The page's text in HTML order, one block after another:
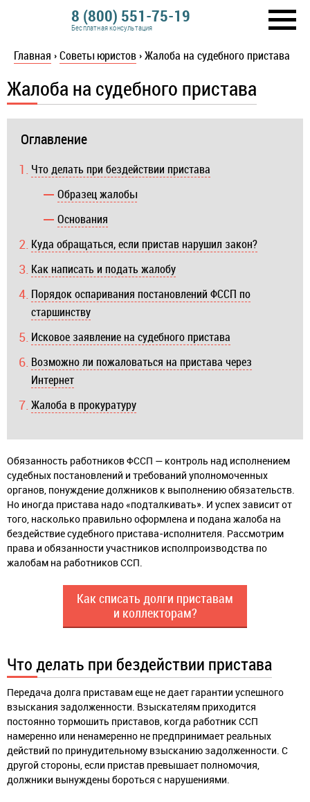
8 (800) 551-75-19
Бесплатная консультация
Главная ›Советы юристов ›Жалоба на судебного пристава
Жалоба на судебного пристава
Оглавление
Что делать при бездействии пристава
Образец жалобы
Основания
Куда обращаться, если пристав нарушил закон?
Как написать и подать жалобу
Порядок оспаривания постановлений ФССП по
старшинству
Исковое заявление на судебного пристава
Возможно ли пожаловаться на пристава через
Интернет
Жалоба в прокуратуру
Обязанность работников ФССП — контроль над исполнением
судебных постановлений и требований уполномоченных
органов, понуждение должников к выполнению обязательств.
Но иногда пристава надо «подталкивать». И успех зависит от
того, насколько правильно оформлена и подана жалоба на
бездействие судебного пристава-исполнителя. Рассмотрим
права и обязанности участников исполпроизводства по
жалобам на работников ССП.
Как списать долги приставам
и коллекторам?
Что делать при бездействии пристава
Передача долга приставам еще не дает гарантии успешного
взыскания задолженности. Взыскателям приходится
постоянно тормошить приставов, когда работник ССП
намеренно или ненамеренно не предпринимает реальных
действий по принудительному взысканию задолженности. С
другой стороны, если пристав превышает полномочия,
должники вынуждены бороться с нарушениями.